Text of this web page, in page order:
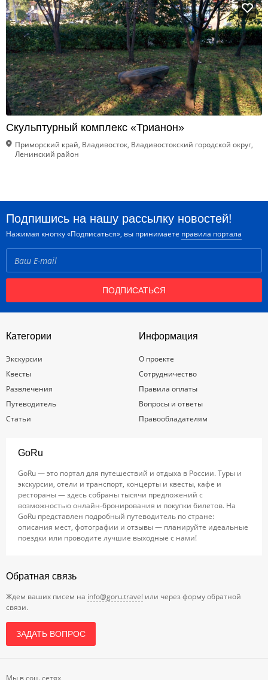
Скульптурный комплекс «Трианон»
Приморский край, Владивосток, Владивостокский городской округ,
Ленинский район
Подпишись на нашу рассылку новостей!
Нажимая кнопку «Подписаться», вы принимаете правила портала
ПОДПИСАТЬСЯ
Категории
Экскурсии
Квесты
Развлечения
Путеводитель
Статьи
Информация
О проекте
Сотрудничество
Правила оплаты
Вопросы и ответы
Правообладателям
GoRu
GoRu — это портал для путешествий и отдыха в России. Туры и
экскурсии, отели и транспорт, концерты и квесты, кафе и
рестораны — здесь собраны тысячи предложений с
возможностью онлайн-бронирования и покупки билетов. На
GoRu представлен подробный путеводитель по стране:
описания мест, фотографии и отзывы — планируйте идеальные
поездки или проводите лучшие выходные с нами!
Обратная связь
Ждем ваших писем на info@goru.travel или через форму обратной
связи.
ЗАДАТЬ ВОПРОС
Мы в соц. сетях